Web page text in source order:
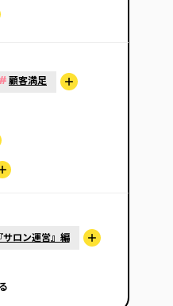
#顧客満足
サロン運営』編